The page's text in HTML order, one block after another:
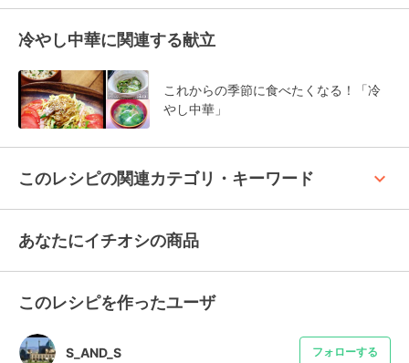
冷やし中華に関連する献立
これからの季節に食べたくなる！「冷
やし中華」
このレシピの関連カテゴリ・キーワード keyboard_arrow_up
あなたにイチオシの商品
このレシピを作ったユーザ
S_AND_S フォローする